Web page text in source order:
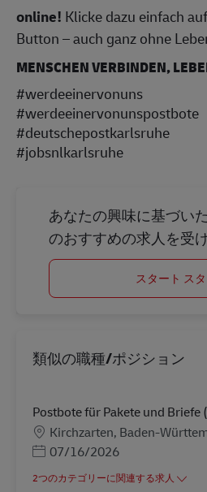
online! Klicke dazu einfach
Button – auch ganz ohne
MENSCHEN VERBINDEN,
#werdeeinervonuns
#werdeeinervonunspostbote
#deutschepostkarlsruhe
#jobsnlkarlsruhe
あなたの興味に基づい
のおすすめの求人を受
スタート ス
類似の職種/ポジション
Postbote für Pakete und
勤務地
Kirchzarten, Baden-
Posted Date
07/16/2026
2つのカテゴリーに関連する求人